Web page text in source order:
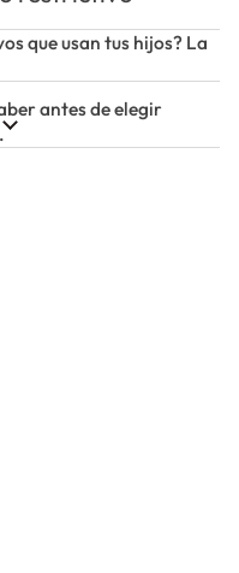
que usan tus hijos? La
antes de elegir